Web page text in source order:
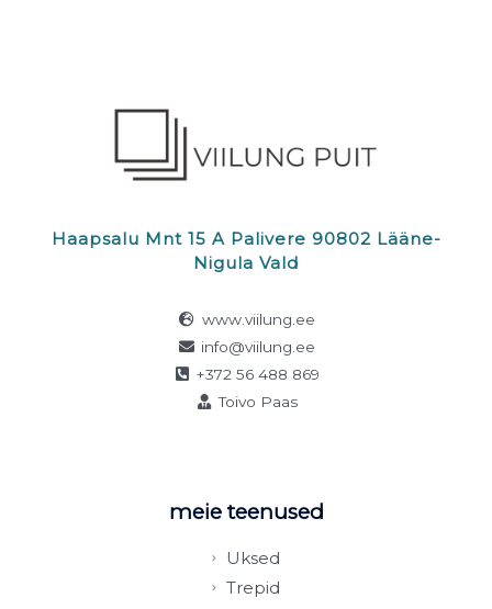
Haapsalu Mnt 15 A Palivere 90802 Lääne-
Nigula Vald
www.viilung.ee
info@viilung.ee
+372 56 488 869
Toivo Paas
meie teenused
Uksed
Trepid